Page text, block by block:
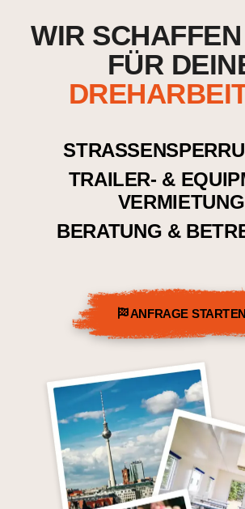
contentWIR
FÜR
TRAILER- &
VERMIETUNG
BERATUNG &
ANFRAGE STARTEN